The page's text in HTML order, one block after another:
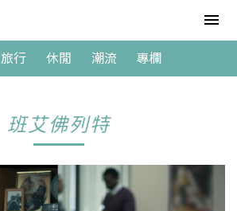
旅行 休閒 潮流 專欄
班艾佛列特